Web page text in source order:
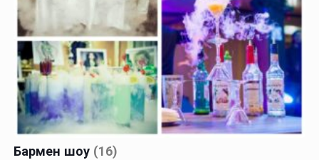
Бармен шоу (16)